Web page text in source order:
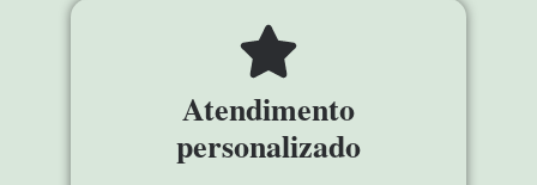
Atendimento
personalizado